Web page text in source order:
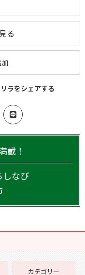
る
ラをシェアする
載！
しなび
カテゴリー